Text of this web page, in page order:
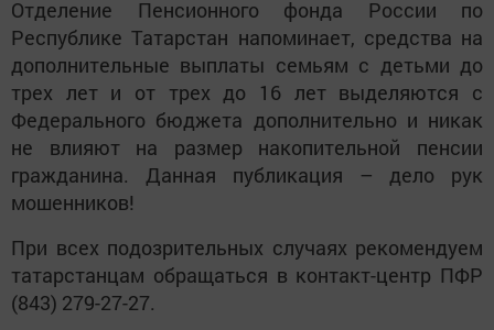
Отделение Пенсионного фонда России по
Республике Татарстан напоминает, средства на
дополнительные выплаты семьям с детьми до
трех лет и от трех до 16 лет выделяются с
Федерального бюджета дополнительно и никак
не влияют на размер накопительной пенсии
гражданина. Данная публикация – дело рук
мошенников!
При всех подозрительных случаях рекомендуем
татарстанцам обращаться в контакт-центр ПФР
(843) 279-27-27.